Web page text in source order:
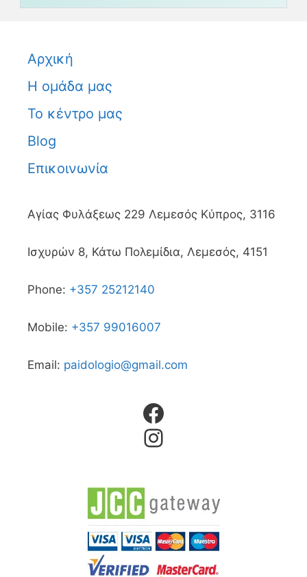
Αρχική
Η ομάδα μας
Το κέντρο μας
Blog
Επικοινωνία
Αγίας Φυλάξεως 229 Λεμεσός Κύπρος, 3116
Ισχυρών 8, Κάτω Πολεμίδια, Λεμεσός, 4151
Phone: +357 25212140
Mobile: +357 99016007
Email: paidologio@gmail.com